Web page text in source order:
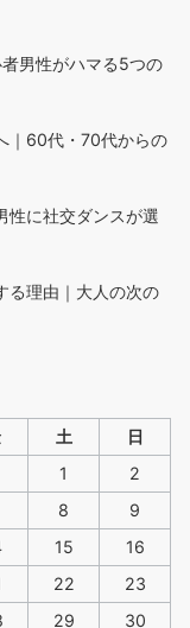
男性がハマる5つの
｜60代・70代からの
性に社交ダンスが選
る理由｜大人の次の
土
日
1
2
8
9
15
16
22
23
29 30